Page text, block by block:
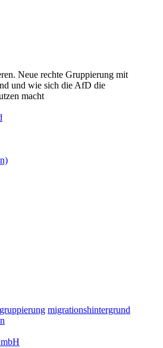
Neue rechte Gruppierung mit
und wie sich die AfD die
macht
gruppierung migrationshintergrund